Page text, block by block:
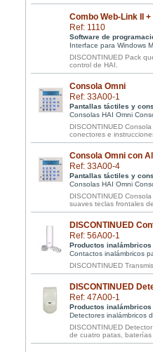
Combo Web-Link II
Ref: 1110
Software de
Interface para Windows
DISCONTINUED Pack
control de HAI.
Consola Omni
Ref: 33A00-1
Pantallas táctiles y
Consolas HAI Omni
DISCONTINUED
conectores e
Consola Omni con
Ref: 33A00-4
Pantallas táctiles y
Consolas HAI Omni
DISCONTINUED
suaves teclas frontales
DISCONTINUED
Ref: 56A00-1
Productos inalámbricos
Contactos inalámbricos
DISCONTINUED
DISCONTINUED
Ref: 47A00-1
Productos inalámbricos
Detectores inalámbricos
DISCONTINUED
de cuatro patas, baterías